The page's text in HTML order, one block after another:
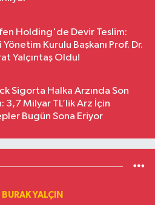
Holding'de Devir Teslim:
Yönetim Kurulu Başkanı Prof. Dr.
Yalçıntaş Oldu!
Sigorta Halka Arzında Son
3,7 Milyar TL’lik Arz İçin
Bugün Sona Eriyor
YALÇIN